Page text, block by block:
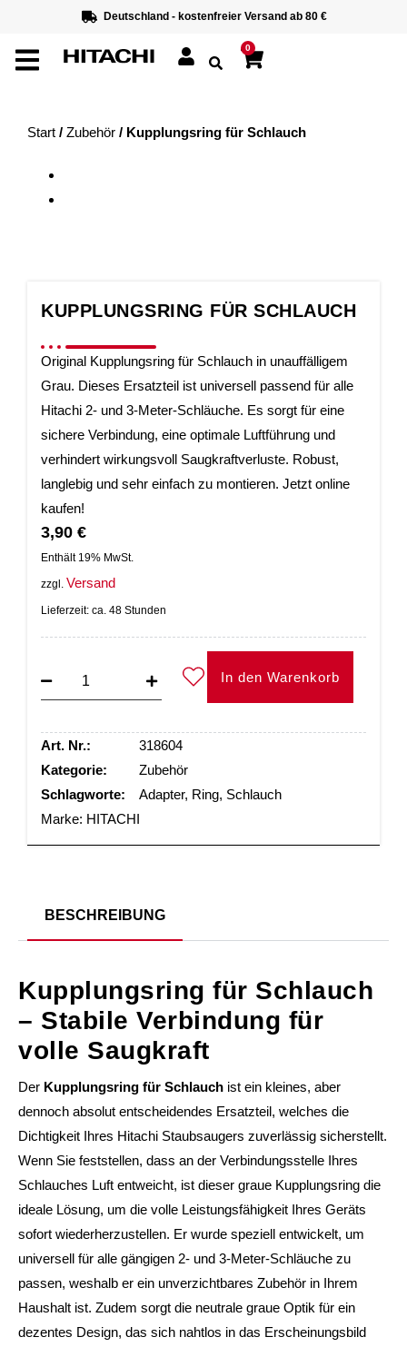
Deutschland - kostenfreier Versand ab 80 €
0
Start / Zubehör / Kupplungsring für Schlauch
KUPPLUNGSRING FÜR SCHLAUCH
Original Kupplungsring für Schlauch in unauffälligem
Grau. Dieses Ersatzteil ist universell passend für alle
Hitachi 2- und 3-Meter-Schläuche. Es sorgt für eine
sichere Verbindung, eine optimale Luftführung und
verhindert wirkungsvoll Saugkraftverluste. Robust,
langlebig und sehr einfach zu montieren. Jetzt online
kaufen!
3,90 €
Enthält 19% MwSt.
zzgl. Versand
Lieferzeit: ca. 48 Stunden
In den Warenkorb
Art. Nr.:
318604
Kategorie:
Zubehör
Schlagworte:
Adapter, Ring, Schlauch
Marke: HITACHI
BESCHREIBUNG
Kupplungsring für Schlauch
– Stabile Verbindung für
volle Saugkraft
Der Kupplungsring für Schlauch ist ein kleines, aber
dennoch absolut entscheidendes Ersatzteil, welches die
Dichtigkeit Ihres Hitachi Staubsaugers zuverlässig sicherstellt.
Wenn Sie feststellen, dass an der Verbindungsstelle Ihres
Schlauches Luft entweicht, ist dieser graue Kupplungsring die
ideale Lösung, um die volle Leistungsfähigkeit Ihres Geräts
sofort wiederherzustellen. Er wurde speziell entwickelt, um
universell für alle gängigen 2- und 3-Meter-Schläuche zu
passen, weshalb er ein unverzichtbares Zubehör in Ihrem
Haushalt ist. Zudem sorgt die neutrale graue Optik für ein
dezentes Design, das sich nahtlos in das Erscheinungsbild